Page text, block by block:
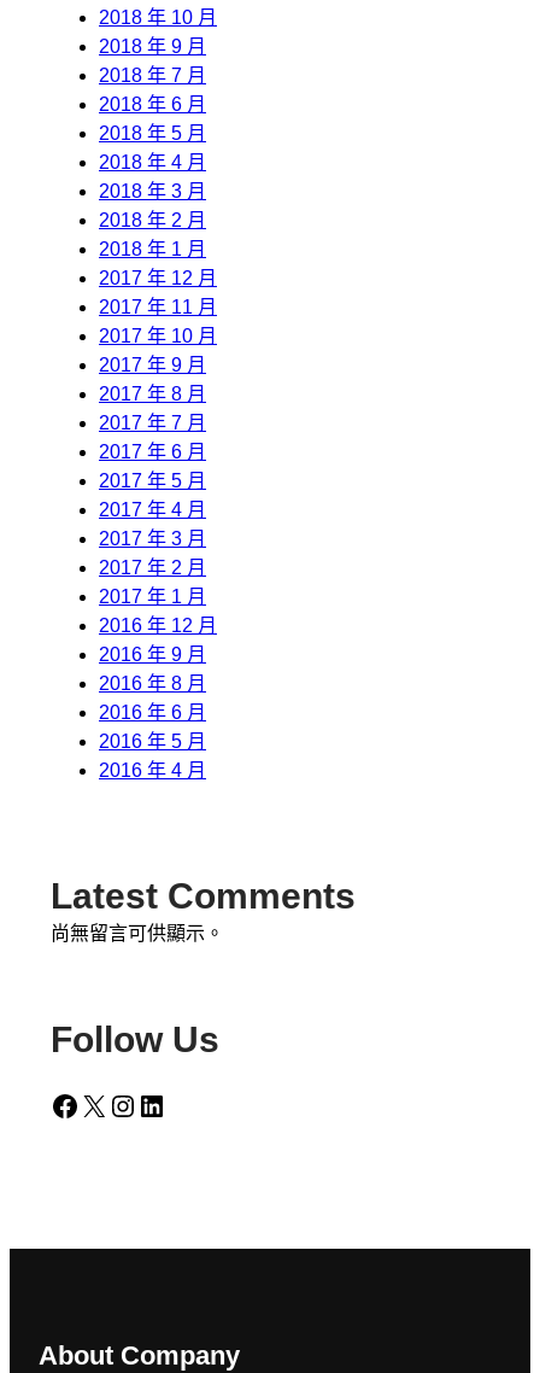
2018 年 10 月
2018 年 9 月
2018 年 7 月
2018 年 6 月
2018 年 5 月
2018 年 4 月
2018 年 3 月
2018 年 2 月
2018 年 1 月
2017 年 12 月
2017 年 11 月
2017 年 10 月
2017 年 9 月
2017 年 8 月
2017 年 7 月
2017 年 6 月
2017 年 5 月
2017 年 4 月
2017 年 3 月
2017 年 2 月
2017 年 1 月
2016 年 12 月
2016 年 9 月
2016 年 8 月
2016 年 6 月
2016 年 5 月
2016 年 4 月
Latest Comments
尚無留言可供顯示。
Follow Us
Facebook X Instagram LinkedIn
About Company